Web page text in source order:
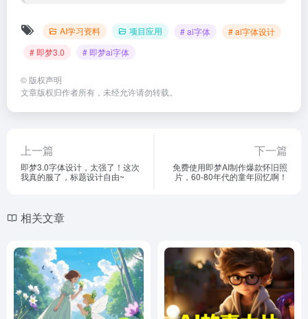
AI学习资料 项目应用 # ai字体
# ai字体设计
# 即梦3.0
# 即梦ai字体
© 版权声明
文章版权归作者所有，未经允许请勿转载。
上一篇
即梦3.0字体设计，太强了！这次
我真的服了，标题设计自由~
下一篇
免费使用即梦AI制作爆款怀旧照
片，60-80年代的童年回忆啊！
相关文章